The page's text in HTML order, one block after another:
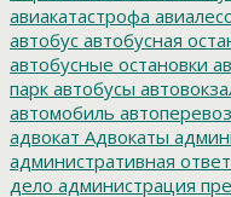
авиакатастрофа
автобус автобусная
автобусные остановки
парк автобусы
автомобиль
адвокат Адвокаты
административная
дело администрация